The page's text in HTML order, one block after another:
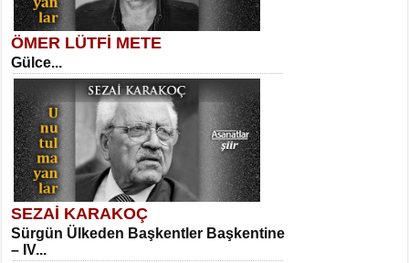
MEHMET TAŞTAN
Vagon’da Bir Şairle...
SITKI CANEY
Oruçla Devrim ve Özgürlüğe…...
Meral Yağmur
Eski Bir Şiir...
ÖMER LÜTFİ METE
Gülce...
SEZAİ KARAKOÇ
Sürgün Ülkeden Başkentler Başkentine
– IV...